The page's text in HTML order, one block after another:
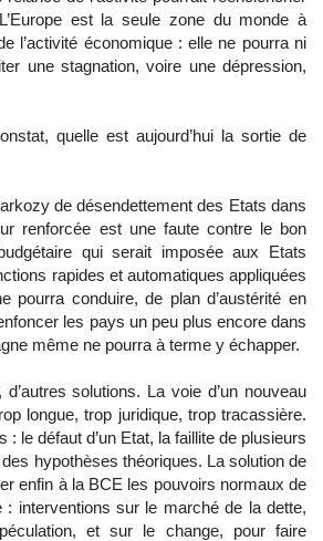
est la seule zone du monde à
l’activité économique : elle ne pourra ni
une stagnation, voire une dépression,
quelle est aujourd’hui la sortie de
de désendettement des Etats dans
renforcée est une faute contre le bon
qui serait imposée aux Etats
rapides et automatiques appliquées
pourra conduire, de plan d’austérité en
les pays un peu plus encore dans
même ne pourra à terme y échapper.
solutions. La voie d’un nouveau
longue, trop juridique, trop tracassière.
: le défaut d’un Etat, la faillite de plusieurs
hypothèses théoriques. La solution de
enfin à la BCE les pouvoirs normaux de
: interventions sur le marché de la dette,
et sur le change, pour faire